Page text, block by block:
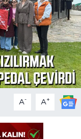
A- A+